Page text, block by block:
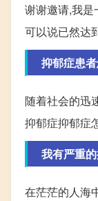
谢谢邀请,我
可以说已然达
抑郁症患
随着社会的迅
抑郁症抑郁症
我有严重
在茫茫的人海